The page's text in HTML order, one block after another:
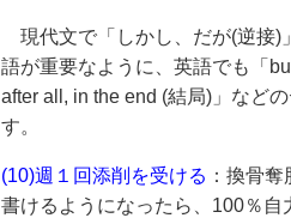
現代文で「しかし、だが(逆接)
語が重要なように、英語でも「
after all, in the end (結局)」など
す。
(10)週１回添削を受ける ：換骨
書けるようになったら、100％